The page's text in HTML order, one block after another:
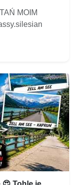
MOIM